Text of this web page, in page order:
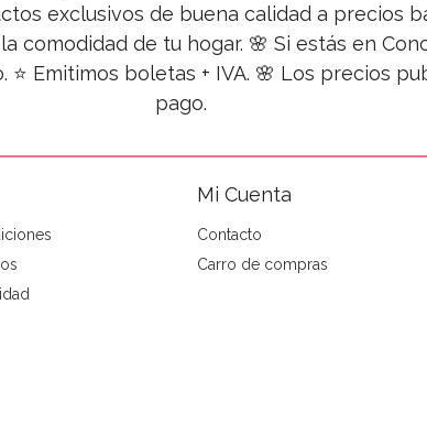
exclusivos de buena calidad a precios
comodidad de tu hogar. 🌸 Si estás en
Emitimos boletas + IVA. 🌸 Los precios
pago.
Mi Cuenta
Contacto
Carro de compras